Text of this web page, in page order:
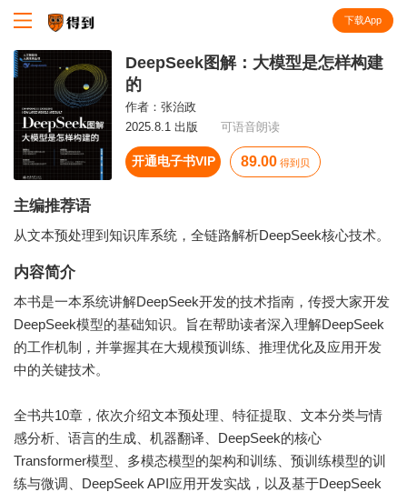
下载App
DeepSeek图解：大模型是怎样构建
的
作者： 张治政
2025.8.1 出版
可语音朗读
开通电子书VIP 89.00 得到贝
主编推荐语
从文本预处理到知识库系统，全链路解析DeepSeek核心技术。
内容简介
本书是一本系统讲解DeepSeek开发的技术指南，传授大家开发
DeepSeek模型的基础知识。旨在帮助读者深入理解DeepSeek
的工作机制，并掌握其在大规模预训练、推理优化及应用开发
中的关键技术。
全书共10章，依次介绍文本预处理、特征提取、文本分类与情
感分析、语言的生成、机器翻译、DeepSeek的核心
Transformer模型、多模态模型的架构和训练、预训练模型的训
练与微调、DeepSeek API应用开发实战，以及基于DeepSeek